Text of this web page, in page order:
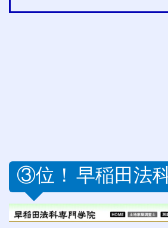
③位！ 早稲田法